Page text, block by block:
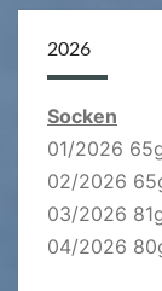
2026
Socken
01/2026
02/2026
03/2026
04/2026